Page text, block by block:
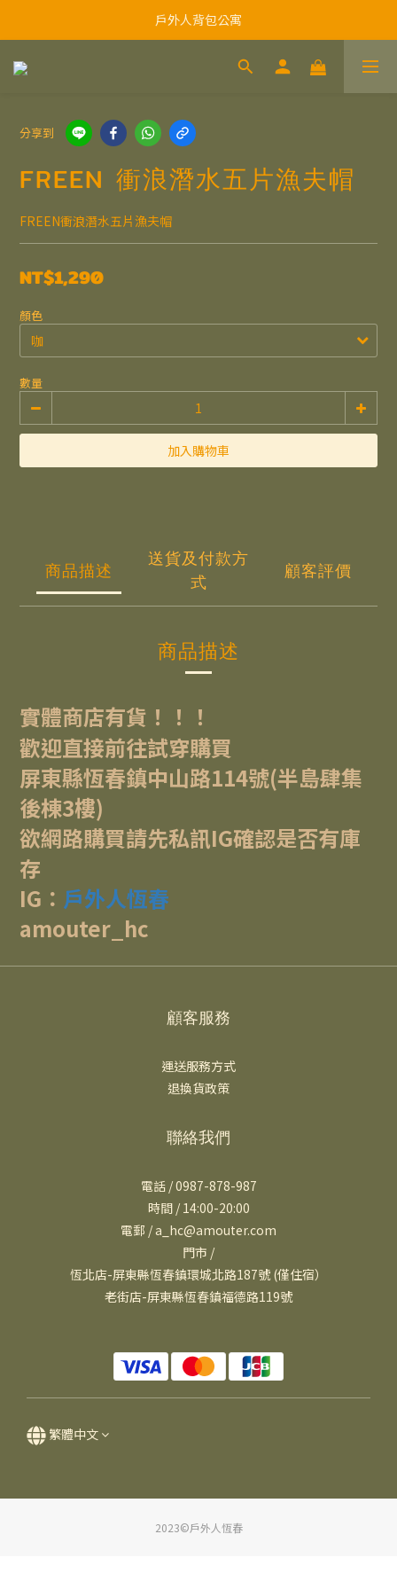
戶外人背包公寓
分享到
FREEN 衝浪潛水五片漁夫帽
FREEN衝浪潛水五片漁夫帽
NT$1,290
顏色
數量
加入購物車
商品描述
送貨及付款方
式
顧客評價
商品描述
實體商店有貨！！！
歡迎直接前往試穿購買
屏東縣恆春鎮中山路114號(半島肆集
後棟3樓)
欲網路購買請先私訊IG確認是否有庫
存
IG： 戶外人恆春
amouter_hc
顧客服務
運送服務方式
退換貨政策
聯絡我們
電話 / 0987-878-987
時間 / 14:00-20:00
電郵 / a_hc@amouter.com
門市 /
恆北店-屏東縣恆春鎮環城北路187號 (僅住宿）
老街店-屏東縣恆春鎮福德路119號
繁體中文
2023©戶外人恆春